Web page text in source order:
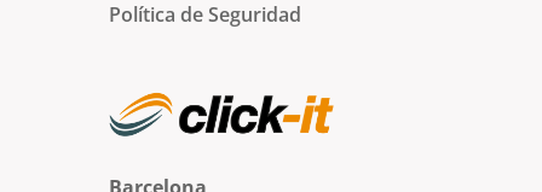
Política de Seguridad